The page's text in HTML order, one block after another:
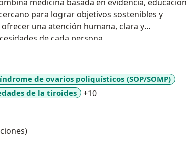
para lograr objetivos sostenibles y
una atención humana, clara y
de cada persona.
de ovarios poliquísticos (SOP/SOMP)
de la tiroides +10a11y_sr_more_diseases